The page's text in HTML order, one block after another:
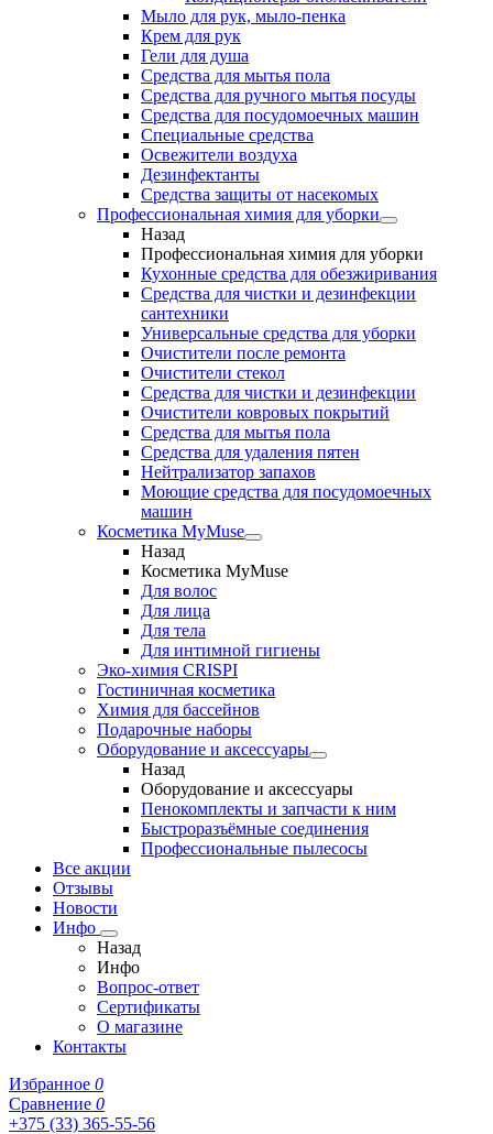
Мыло для рук, мыло-пенка
Крем для рук
Гели для душа
Средства для мытья пола
Средства для ручного мытья посуды
Средства для посудомоечных машин
Специальные средства
Освежители воздуха
Дезинфектанты
Средства защиты от насекомых
Профессиональная химия для уборки
Назад
Профессиональная химия для уборки
Кухонные средства для обезжиривания
Средства для чистки и дезинфекции
сантехники
Универсальные средства для уборки
Очистители после ремонта
Очистители стекол
Средства для чистки и дезинфекции
Очистители ковровых покрытий
Средства для мытья пола
Средства для удаления пятен
Нейтрализатор запахов
Моющие средства для посудомоечных
машин
Косметика MyMuse
Назад
Косметика MyMuse
Для волос
Для лица
Для тела
Для интимной гигиены
Эко-химия CRISPI
Гостиничная косметика
Химия для бассейнов
Подарочные наборы
Оборудование и аксессуары
Назад
Оборудование и аксессуары
Пенокомплекты и запчасти к ним
Быстроразъёмные соединения
Профессиональные пылесосы
Все акции
Отзывы
Новости
Инфо
Назад
Инфо
Вопрос-ответ
Сертификаты
О магазине
Контакты
Избранное 0
Сравнение 0
+375 (33) 365-55-56